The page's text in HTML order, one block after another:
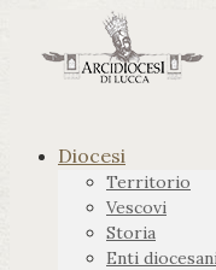
Diocesi
Territorio
Vescovi
Storia
Enti